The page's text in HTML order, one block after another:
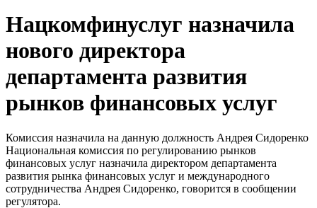
Нацкомфинуслуг назначила
нового директора
департамента развития
рынков финансовых услуг
Комиссия назначила на данную должность Андрея Сидоренко
Национальная комиссия по регулированию рынков
финансовых услуг назначила директором департамента
развития рынка финансовых услуг и международного
сотрудничества Андрея Сидоренко, говорится в сообщении
регулятора.